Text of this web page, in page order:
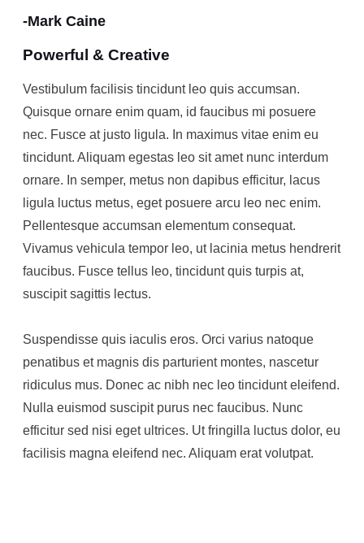
-Mark Caine
Powerful & Creative
Vestibulum facilisis tincidunt leo quis accumsan.
Quisque ornare enim quam, id faucibus mi posuere
nec. Fusce at justo ligula. In maximus vitae enim eu
tincidunt. Aliquam egestas leo sit amet nunc interdum
ornare. In semper, metus non dapibus efficitur, lacus
ligula luctus metus, eget posuere arcu leo nec enim.
Pellentesque accumsan elementum consequat.
Vivamus vehicula tempor leo, ut lacinia metus hendrerit
faucibus. Fusce tellus leo, tincidunt quis turpis at,
suscipit sagittis lectus.
Suspendisse quis iaculis eros. Orci varius natoque
penatibus et magnis dis parturient montes, nascetur
ridiculus mus. Donec ac nibh nec leo tincidunt eleifend.
Nulla euismod suscipit purus nec faucibus. Nunc
efficitur sed nisi eget ultrices. Ut fringilla luctus dolor, eu
facilisis magna eleifend nec. Aliquam erat volutpat.